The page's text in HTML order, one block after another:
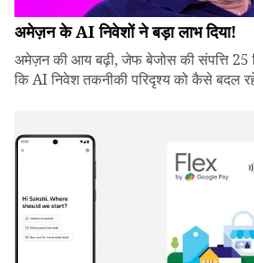
अमेज़न के AI निवेशों ने बड़ा लाभ दिया!
अमेज़न की आय बढ़ी, जेफ बेजोस की संपत्ति 25
कि AI निवेश तकनीकी परिदृश्य को कैसे बदल